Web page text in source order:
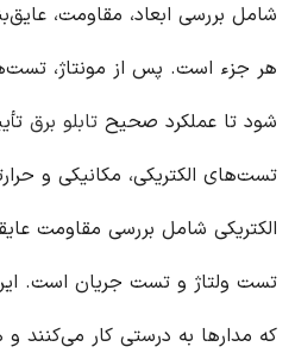
شامل بررسی ابعاد، مقاومت،
هر جزء است. پس از مونتاژ،
شود تا عملکرد صحیح تابلو برق
تست‌های الکتریکی، مکانیکی و
الکتریکی شامل بررسی مقاومت
تست ولتاژ و تست جریان است.
که مدارها به درستی کار می‌کنند